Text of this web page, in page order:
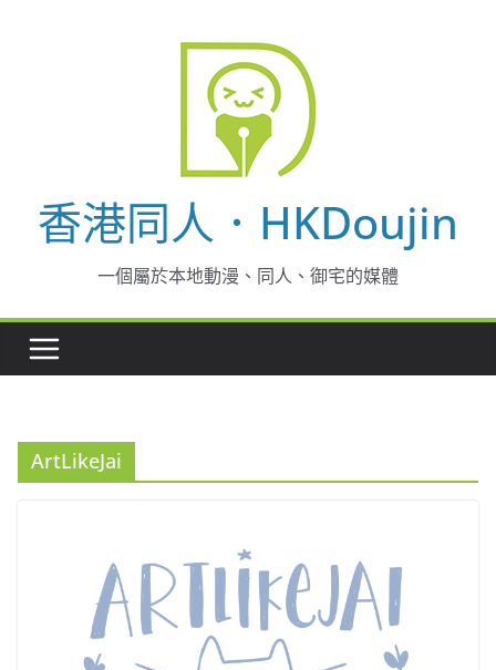
香港同人．HKDoujin
一個屬於本地動漫、同人、御宅的媒體
ArtLikeJai